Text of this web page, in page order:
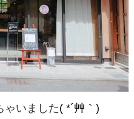
ゃいました( *´艸｀)